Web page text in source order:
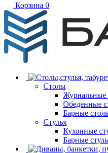
Корзина 0
Столы
Журнальные
Обеденные
Барные
Стулья
Кухонные
Барные